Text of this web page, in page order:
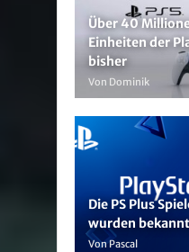
Über 40
Einheiten der
bisher
Von Dominik
Die PS Plus
wurden
Von Pascal